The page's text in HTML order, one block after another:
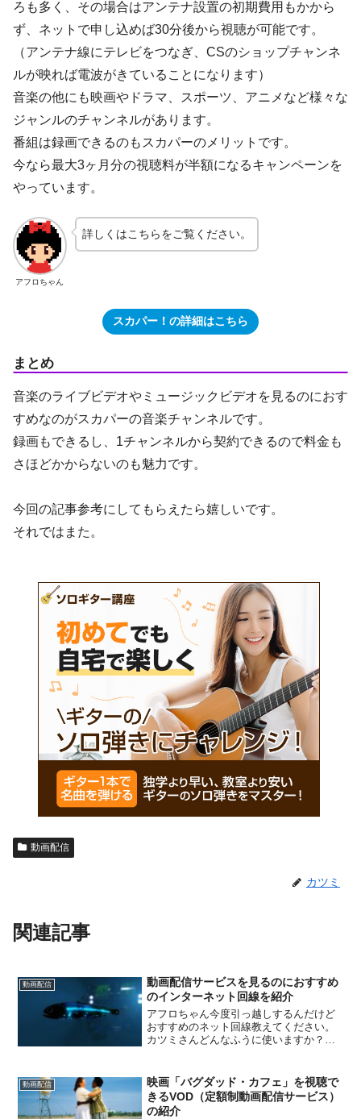
ろも多く、その場合はアンテナ設置の初期費用もかから
ず、ネットで申し込めば30分後から視聴が可能です。
（アンテナ線にテレビをつなぎ、CSのショップチャンネ
ルが映れば電波がきていることになります）
音楽の他にも映画やドラマ、スポーツ、アニメなど様々な
ジャンルのチャンネルがあります。
番組は録画できるのもスカパーのメリットです。
今なら最大3ヶ月分の視聴料が半額になるキャンペーンを
やっています。
アフロちゃん
詳しくはこちらをご覧ください。
スカパー！の詳細はこちら
まとめ
音楽のライブビデオやミュージックビデオを見るのにおす
すめなのがスカパーの音楽チャンネルです。
録画もできるし、1チャンネルから契約できるので料金も
さほどかからないのも魅力です。
今回の記事参考にしてもらえたら嬉しいです。
それではまた。
動画配信
カツミ
関連記事
動画配信
動画配信サービスを見るのにおすすめ
のインターネット回線を紹介
アフロちゃん今度引っ越しするんだけど
おすすめのネット回線教えてください。
カツミさんどんなふうに使いますか？ア
さん了解です。おすすめの光回線紹介し
ますね。アフロちゃんよ...
動画配信
映画「バグダッド・カフェ」を視聴で
きるVOD（定額制動画配信サービス）
の紹介